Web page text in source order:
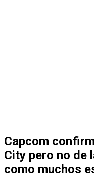
Capcom
City pero no de
como muchos